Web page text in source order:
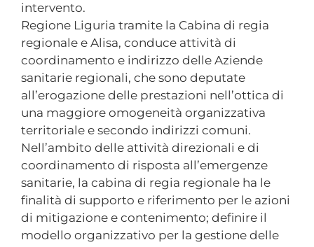
intervento.
Regione Liguria tramite la Cabina di regia
regionale e Alisa, conduce attività di
coordinamento e indirizzo delle Aziende
sanitarie regionali, che sono deputate
all’erogazione delle prestazioni nell’ottica di
una maggiore omogeneità organizzativa
territoriale e secondo indirizzi comuni.
Nell’ambito delle attività direzionali e di
coordinamento di risposta all’emergenze
sanitarie, la cabina di regia regionale ha le
finalità di supporto e riferimento per le azioni
di mitigazione e contenimento; definire il
modello organizzativo per la gestione delle